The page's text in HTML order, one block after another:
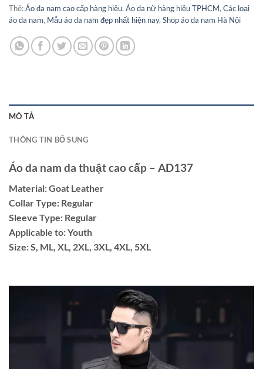
Thẻ:Áo da nam cao cấp hàng hiệu, Áo da nữ hàng hiệu TPHCM, Các loại
áo da nam, Mẫu áo da nam đẹp nhất hiện nay, Shop áo da nam Hà Nội
MÔ TẢ
THÔNG TIN BỔ SUNG
Áo da nam da thuật cao cấp – AD137
Material: Goat Leather
Collar Type: Regular
Sleeve Type: Regular
Applicable to: Youth
Size: S, ML, XL, 2XL, 3XL, 4XL, 5XL